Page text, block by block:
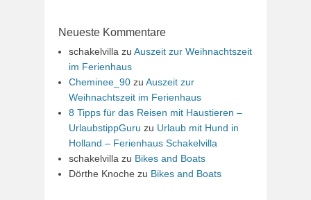
Neueste Kommentare
schakelvilla zu Auszeit zur Weihnachtszeit
im Ferienhaus
Cheminee_90 zu Auszeit zur
Weihnachtszeit im Ferienhaus
8 Tipps für das Reisen mit Haustieren –
UrlaubstippGuru zu Urlaub mit Hund in
Holland – Ferienhaus Schakelvilla
schakelvilla zu Bikes and Boats
Dörthe Knoche zu Bikes and Boats